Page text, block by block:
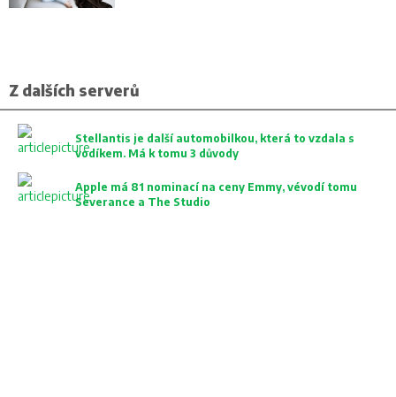
Z dalších serverů
Stellantis je další automobilkou, která to vzdala s
vodíkem. Má k tomu 3 důvody
Apple má 81 nominací na ceny Emmy, vévodí tomu
Severance a The Studio